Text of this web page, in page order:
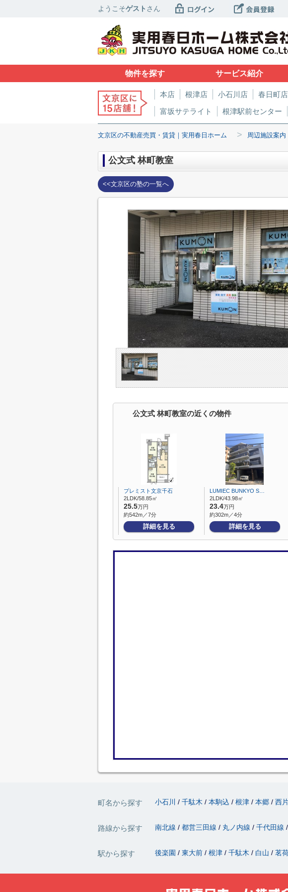
ようこそゲスト さん
物件を探す サービス紹介
本店 根津店 小石川店 春日町店
富坂サテライト
根津駅前センター
文京区の不動産売買・賃貸｜実用春日ホーム > 周辺施設案内
公文式 林町教室
<<文京区の塾の一覧へ
公文式 林町教室の近くの物件
プレミスト文京千石
2LDK/58.85㎡
25.5万円
約542m／7分
詳細を見る
LUMIEC BUNKYO S…
2LDK/43.98㎡
23.4万円
約302m／4分
詳細を見る
町名から探す 小石川 千駄木 本駒込 根津 本郷 西
路線から探す 南北線 都営三田線 丸ノ内線 千代田線
駅から探す 後楽園 東大前 根津 千駄木 白山 茗